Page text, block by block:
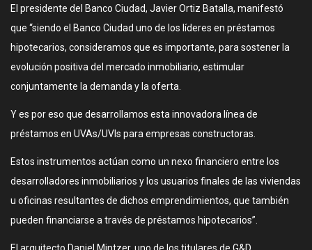
El presidente del Banco Ciudad, Javier Ortiz Batalla, manifestó
que “siendo el Banco Ciudad uno de los líderes en préstamos
hipotecarios, consideramos que es importante, para sostener la
evolución positiva del mercado inmobiliario, estimular
conjuntamente la demanda y la oferta.
Y es por eso que desarrollamos esta innovadora línea de
préstamos en UVAs/UVIs para empresas constructoras.
Estos instrumentos actúan como un nexo financiero entre los
desarrolladores inmobiliarios y los usuarios finales de las viviendas
u oficinas resultantes de dichos emprendimientos, que también
pueden financiarse a través de préstamos hipotecarios”.